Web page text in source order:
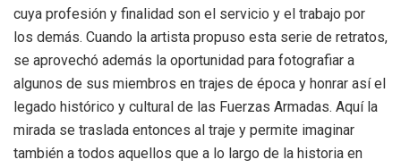
cuya profesión y finalidad son el servicio y el trabajo por
los demás. Cuando la artista propuso esta serie de retratos,
se aprovechó además la oportunidad para fotografiar a
algunos de sus miembros en trajes de época y honrar así el
legado histórico y cultural de las Fuerzas Armadas. Aquí la
mirada se traslada entonces al traje y permite imaginar
también a todos aquellos que a lo largo de la historia en